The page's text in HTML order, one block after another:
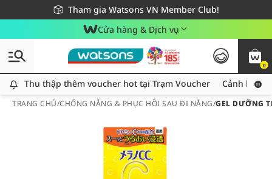
Tham gia Watsons VN Member Club!
Miễn phí giao hàng cho đơn hàng từ 249,000Đ
Giao hàng nhanh 24h - Áp dụng khu vực TP. Hồ Chí Minh
Cửa hàng & Dịch vụ
0
Thu thập thêm voucher hot tại Trạm Voucher
Thu thập thêm voucher hot tại Trạm Voucher Cảnh báo
TRANG CHỦ/CHỐNG NẮNG & PHỤC HỒI SAU ĐI NẮNG/GEL DƯỠNG